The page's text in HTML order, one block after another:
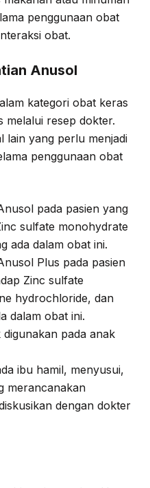
penggunaan obat
obat.
Anusol
kategori obat keras
melalui resep dokter.
lain yang perlu menjadi
penggunaan obat
pada pasien yang
sulfate monohydrate
ada dalam obat ini.
Plus pada pasien
Zinc sulfate
hydrochloride, dan
dalam obat ini.
pada anak
ibu hamil, menyusui,
merancanakan
dengan dokter